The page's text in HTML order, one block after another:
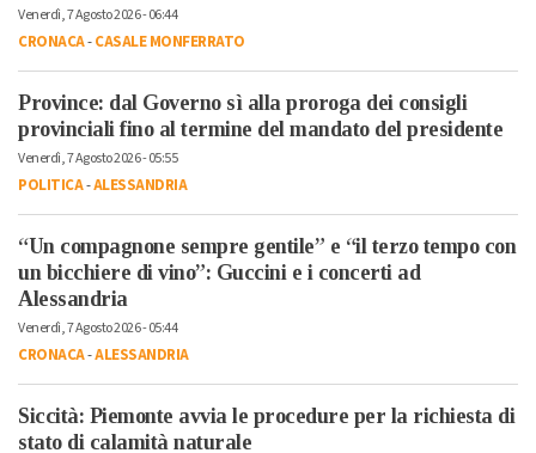
Venerdì, 7 Agosto 2026 - 06:44
CRONACA-CASALE MONFERRATO
Province: dal Governo sì alla proroga dei consigli
provinciali fino al termine del mandato del presidente
Venerdì, 7 Agosto 2026 - 05:55
POLITICA-ALESSANDRIA
“Un compagnone sempre gentile” e “il terzo tempo con
un bicchiere di vino”: Guccini e i concerti ad
Alessandria
Venerdì, 7 Agosto 2026 - 05:44
CRONACA-ALESSANDRIA
Siccità: Piemonte avvia le procedure per la richiesta di
stato di calamità naturale